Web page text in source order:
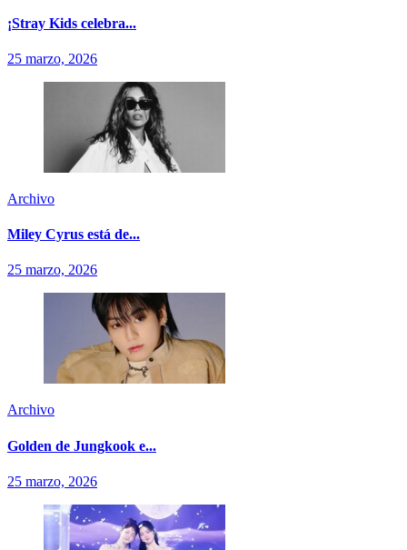
¡Stray Kids celebra...
25 marzo, 2026
Archivo
Miley Cyrus está de...
25 marzo, 2026
Archivo
Golden de Jungkook e...
25 marzo, 2026